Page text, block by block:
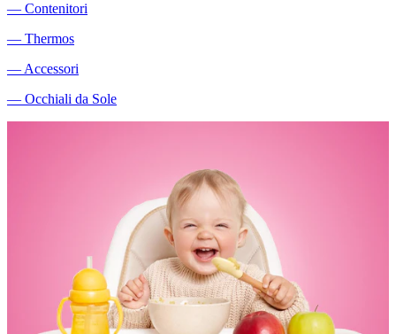
― Contenitori
― Thermos
― Accessori
― Occhiali da Sole